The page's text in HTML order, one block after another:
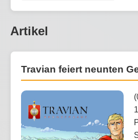
Artikel
Travian feiert neunten